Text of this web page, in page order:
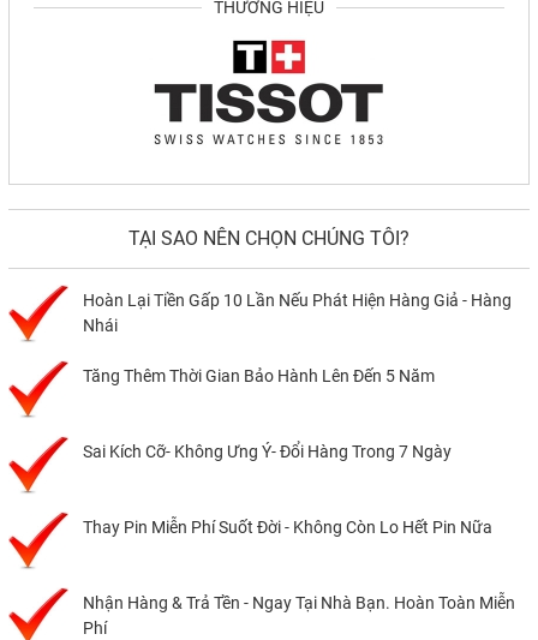
THƯƠNG HIỆU
TẠI SAO NÊN CHỌN CHÚNG TÔI?
Hoàn Lại Tiền Gấp 10 Lần Nếu Phát Hiện Hàng Giả - Hàng
Nhái
Tăng Thêm Thời Gian Bảo Hành Lên Đến 5 Năm
Sai Kích Cỡ- Không Ưng Ý- Đổi Hàng Trong 7 Ngày
Thay Pin Miễn Phí Suốt Đời - Không Còn Lo Hết Pin Nữa
Nhận Hàng & Trả Tền - Ngay Tại Nhà Bạn. Hoàn Toàn Miễn
Phí